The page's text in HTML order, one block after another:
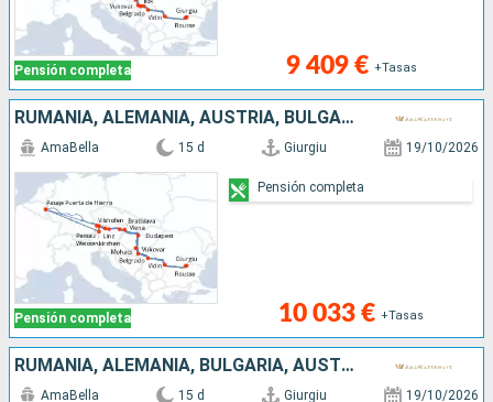
Pensión completa 9 409 € +Tasas
RUMANIA, ALEMANIA, AUSTRIA, BULGARIA, SERBIA, ESLOVAQUIA, CROACIA, HUNGRÍA
Pensión completa
AmaBella 15 d Giurgiu 19/10/2026
10 033 € +Tasas
Pensión completa
RUMANIA, ALEMANIA, BULGARIA, AUSTRIA, SERBIA, ESLOVAQUIA, CROACIA, HUNGRÍA
AmaBella 15 d Giurgiu 19/10/2026